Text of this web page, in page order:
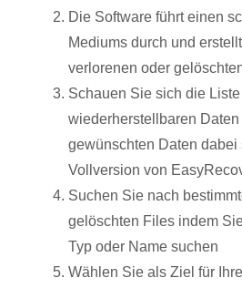
Die Software führt einen
Mediums durch und
verlorenen oder
Schauen Sie sich die
wiederherstellbaren
gewünschten Daten
Vollversion von
Suchen Sie nach
gelöschten Files indem
Typ oder Name suchen
Wählen Sie als Ziel für